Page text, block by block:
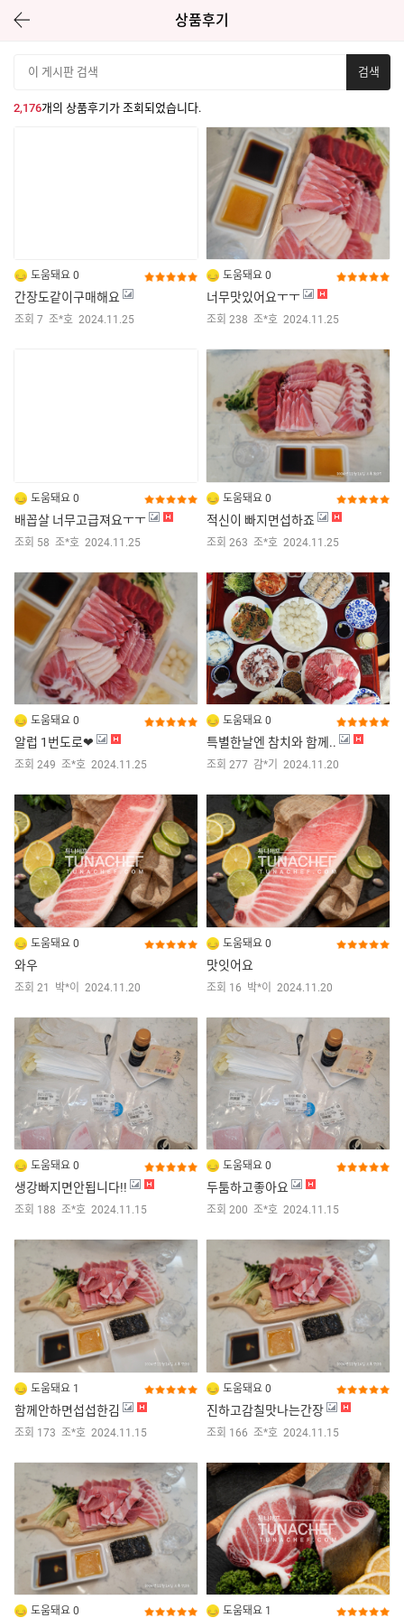
상품후기
상품후기
2,176개의 상품후기가 조회되었습니다.
도움돼요 0
간장도같이구매해요
조회 7 조*호 2024.11.25
도움돼요 0
너무맛있어요ㅜㅜ
조회 238 조*호 2024.11.25
도움돼요 0
배꼽살 너무고급져요ㅜㅜ
조회 58 조*호 2024.11.25
도움돼요 0
적신이 빠지면섭하죠
조회 263 조*호 2024.11.25
도움돼요 0
알럽 1번도로❤
조회 249 조*호 2024.11.25
도움돼요 0
특별한날엔 참치와 함께..
조회 277 감*기 2024.11.20
도움돼요 0
와우
조회 21 박*이 2024.11.20
도움돼요 0
맛잇어요
조회 16 박*이 2024.11.20
도움돼요 0
생강빠지면안됩니다!!
조회 188 조*호 2024.11.15
도움돼요 0
두툼하고좋아요
조회 200 조*호 2024.11.15
도움돼요 1
함께안하면섭섭한김
조회 173 조*호 2024.11.15
도움돼요 0
진하고감칠맛나는간장
조회 166 조*호 2024.11.15
도움돼요 0 도움돼요 1